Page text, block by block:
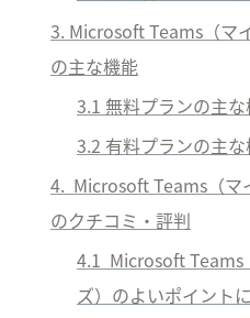
3. Microsoft Teams（マ
の主な機能
3.1 無料プランの主
3.2 有料プランの主
4.  Microsoft Teams（マ
のクチコミ・評判
4.1  Microsoft Teams
ズ） のよいポイント